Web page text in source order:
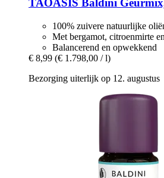
TAOASIS Baldini
100% zuivere natuurlijke
Met bergamot, citroenmirte
Balancerend en opwekkend
€ 8,99 (€ 1.798,00 / l)
Bezorging uiterlijk op 12. augustus